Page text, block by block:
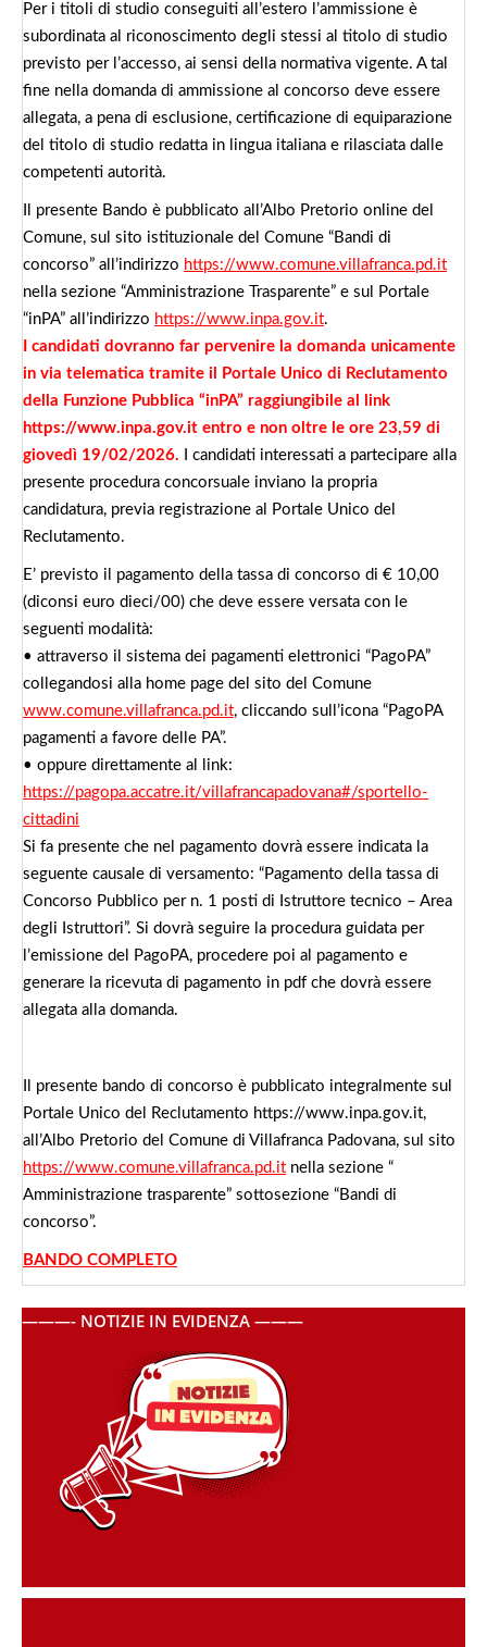
Per i titoli di studio conseguiti all’estero l’ammissione è
subordinata al riconoscimento degli stessi al titolo di studio
previsto per l’accesso, ai sensi della normativa vigente. A tal
fine nella domanda di ammissione al concorso deve essere
allegata, a pena di esclusione, certificazione di equiparazione
del titolo di studio redatta in lingua italiana e rilasciata dalle
competenti autorità.
Il presente Bando è pubblicato all’Albo Pretorio online del
Comune, sul sito istituzionale del Comune “Bandi di
concorso” all’indirizzo https://www.comune.villafranca.pd.it
nella sezione “Amministrazione Trasparente” e sul Portale
“inPA” all’indirizzo https://www.inpa.gov.it.
I candidati dovranno far pervenire la domanda unicamente
in via telematica tramite il Portale Unico di Reclutamento
della Funzione Pubblica “inPA” raggiungibile al link
https://www.inpa.gov.it entro e non oltre le ore 23,59 di
giovedì 19/02/2026. I candidati interessati a partecipare alla
presente procedura concorsuale inviano la propria
candidatura, previa registrazione al Portale Unico del
Reclutamento.
E’ previsto il pagamento della tassa di concorso di € 10,00
(diconsi euro dieci/00) che deve essere versata con le
seguenti modalità:
• attraverso il sistema dei pagamenti elettronici “PagoPA”
collegandosi alla home page del sito del Comune
www.comune.villafranca.pd.it, cliccando sull’icona “PagoPA
pagamenti a favore delle PA”.
• oppure direttamente al link:
https://pagopa.accatre.it/villafrancapadovana#/sportello-
cittadini
Si fa presente che nel pagamento dovrà essere indicata la
seguente causale di versamento: “Pagamento della tassa di
Concorso Pubblico per n. 1 posti di Istruttore tecnico – Area
degli Istruttori”. Si dovrà seguire la procedura guidata per
l’emissione del PagoPA, procedere poi al pagamento e
generare la ricevuta di pagamento in pdf che dovrà essere
allegata alla domanda.
Il presente bando di concorso è pubblicato integralmente sul
Portale Unico del Reclutamento https://www.inpa.gov.it,
all’Albo Pretorio del Comune di Villafranca Padovana, sul sito
https://www.comune.villafranca.pd.it nella sezione “
Amministrazione trasparente” sottosezione “Bandi di
concorso”.
BANDO COMPLETO
———- NOTIZIE IN EVIDENZA ———